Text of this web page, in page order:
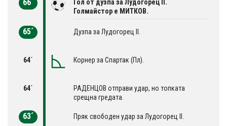
66´
Гол от дузпа за Лудогорец II.
Голмайстор е МИТКОВ.
65´ Дузпа за Лудогорец II.
64´ Корнер за Спартак (Пл).
64´
РАДЕНЦОВ отправи удар, но топката
срещна гредата.
63´ Пряк свободен удар за Лудогорец II.